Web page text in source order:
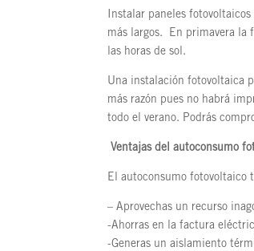
Instalar paneles
más largos. En primavera la
las horas de sol.
Una instalación fotovoltaica
más razón pues no habrá
todo el verano. Podrás
Ventajas del autoconsumo
El autoconsumo fotovoltaico
– Aprovechas un recurso
-Ahorras en la factura
-Generas un aislamiento